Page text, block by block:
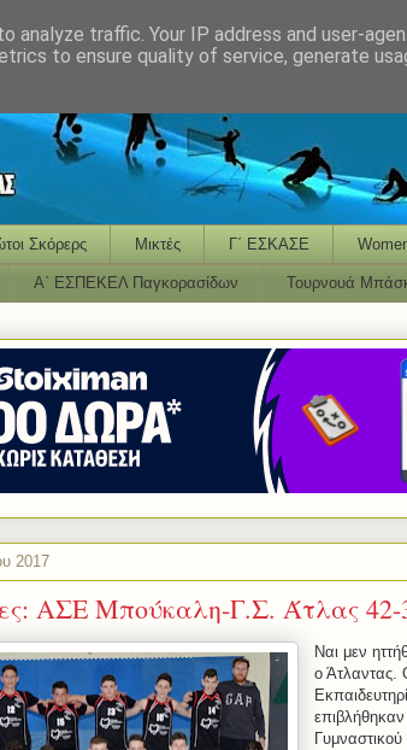
Σκόρερς Μικτές Γ΄ ΕΣΚΑΣΕ
Α΄ ΕΣΠΕΚΕΛ Παγκορασίδων Τουρνουά
2017
ΑΣΕ Μπούκαλη-Γ.Σ. Άτλας 42-
Ναι μεν
ο Άτλαντας.
analyze traffic. Your IP address and user-
to ensure quality of service, generate